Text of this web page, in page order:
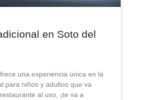
en Soto del
una experiencia única en la
para niños y adultos que va
al uso, ¡te va a